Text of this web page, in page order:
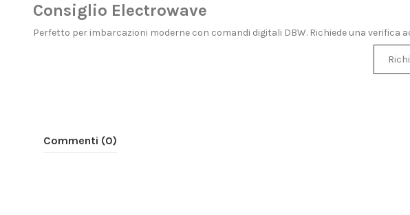
Consiglio Electrowave
Perfetto per imbarcazioni moderne con comandi digitali DBW. Richiede una
Commenti (0)